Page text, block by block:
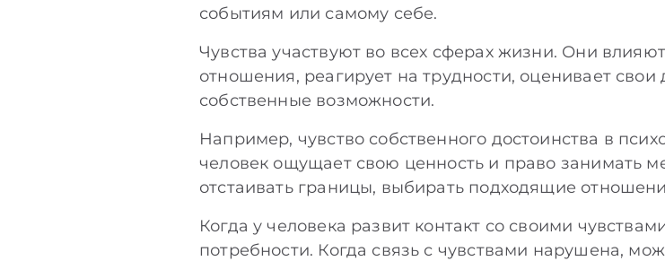
событиям или самому себе.
Чувства участвуют во всех сферах жизни. Они
отношения, реагирует на трудности, оценивает
собственные возможности.
Например, чувство собственного достоинства в
человек ощущает свою ценность и право занимать
отстаивать границы, выбирать подходящие
Когда у человека развит контакт со своими
потребности. Когда связь с чувствами нарушена,